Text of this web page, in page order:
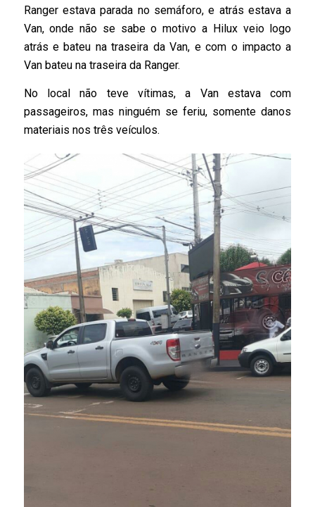
Ranger estava parada no semáforo, e atrás estava a
Van, onde não se sabe o motivo a Hilux veio logo
atrás e bateu na traseira da Van, e com o impacto a
Van bateu na traseira da Ranger.
No local não teve vítimas, a Van estava com
passageiros, mas ninguém se feriu, somente danos
materiais nos três veículos.